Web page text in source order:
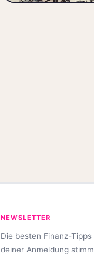
NEWSLETTER
Die besten Finanz-
deiner Anmeldung